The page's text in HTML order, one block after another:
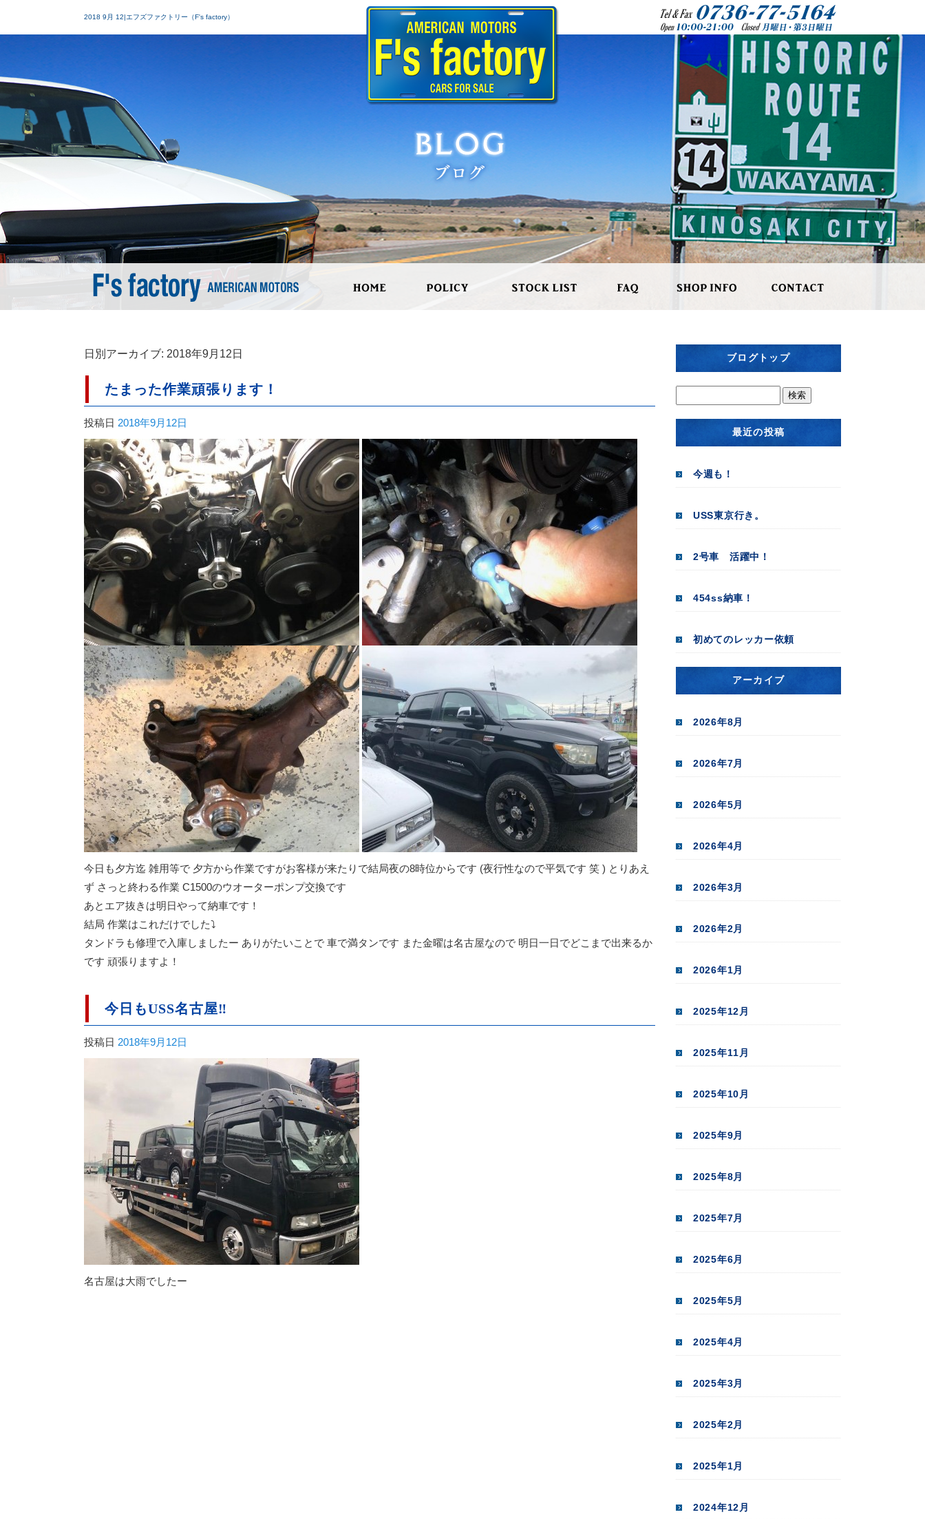
2018 9月 12|エフズファクトリー（F's factory）
日別アーカイブ: 2018年9月12日
たまった作業頑張ります！
投稿日 2018年9月12日
今日も夕方迄 雑用等で 夕方から作業ですがお客様が来たりで結局夜の8時位からです (夜行性なので平気です 笑 ) とりあえ
ず さっと終わる作業 C1500のウオーターポンプ交換です
あとエア抜きは明日やって納車です！
結局 作業はこれだけでした⤵︎
タンドラも修理で入庫しましたー ありがたいことで 車で満タンです また金曜は名古屋なので 明日一日でどこまで出来るか
です 頑張りますよ！
今日もUSS名古屋‼︎
投稿日 2018年9月12日
名古屋は大雨でしたー
ブログトップ
最近の投稿
今週も！
USS東京行き。
2号車 活躍中！
454ss納車！
初めてのレッカー依頼
アーカイブ
2026年8月
2026年7月
2026年5月
2026年4月
2026年3月
2026年2月
2026年1月
2025年12月
2025年11月
2025年10月
2025年9月
2025年8月
2025年7月
2025年6月
2025年5月
2025年4月
2025年3月
2025年2月
2025年1月
2024年12月